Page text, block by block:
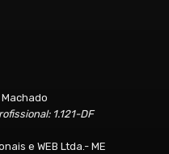
1.121-DF
e WEB Ltda.- ME